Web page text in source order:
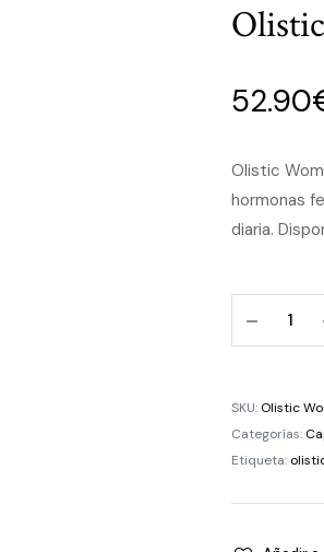
52.90
Olistic
hormonas
diaria.
Women
SKU: Olistic
Categorías:
Etiqueta: